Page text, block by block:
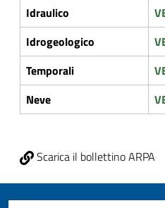
Idraulico
Idrogeologico
Temporali
Neve
Scarica il bollettino ARPA